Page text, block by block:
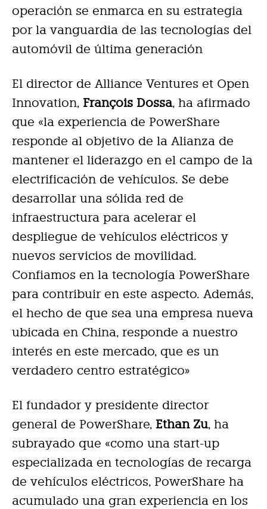
operación se enmarca en su estrategia
por la vanguardia de las tecnologías del
automóvil de última generación
El director de Alliance Ventures et Open
Innovation, François Dossa, ha afirmado
que «la experiencia de PowerShare
responde al objetivo de la Alianza de
mantener el liderazgo en el campo de la
electrificación de vehículos. Se debe
desarrollar una sólida red de
infraestructura para acelerar el
despliegue de vehículos eléctricos y
nuevos servicios de movilidad.
Confiamos en la tecnología PowerShare
para contribuir en este aspecto. Además,
el hecho de que sea una empresa nueva
ubicada en China, responde a nuestro
interés en este mercado, que es un
verdadero centro estratégico»
El fundador y presidente director
general de PowerShare, Ethan Zu, ha
subrayado que «como una start-up
especializada en tecnologías de recarga
de vehículos eléctricos, PowerShare ha
acumulado una gran experiencia en los